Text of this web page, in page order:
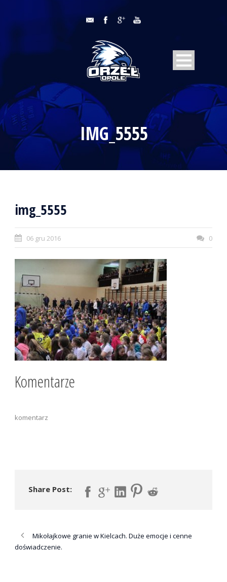
IMG_5555
img_5555
06 gru 2016 0
Komentarze
komentarz
Share Post:
Mikołajkowe granie w Kielcach. Duże emocje i cenne
doświadczenie.